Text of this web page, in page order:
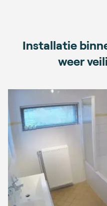
Installatie
weer